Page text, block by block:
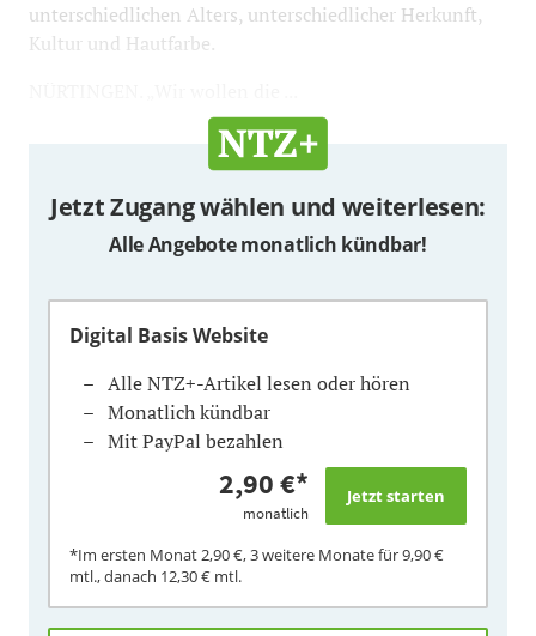
unterschiedlichen Alters, unterschiedlicher Herkunft,
Kultur und Hautfarbe.
Jetzt Zugang wählen und weiterlesen:
Alle Angebote monatlich kündbar!
Digital Basis Website
Alle NTZ+-Artikel lesen oder hören
Monatlich kündbar
Mit PayPal bezahlen
2,90 €*
monatlich
*Im ersten Monat2,90 €, 3 weitere Monate für9,90 €
mtl., danach 12,30 € mtl.